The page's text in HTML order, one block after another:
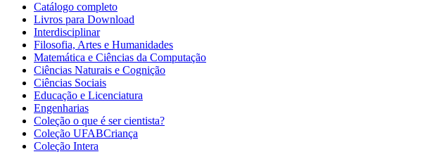
Catálogo completo
Livros para Download
Interdisciplinar
Filosofia, Artes e Humanidades
Matemática e Ciências da Computação
Ciências Naturais e Cognição
Ciências Sociais
Educação e Licenciatura
Engenharias
Coleção o que é ser cientista?
Coleção UFABCriança
Coleção Intera